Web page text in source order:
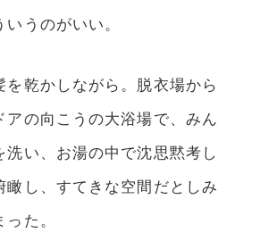
うのがいい。
を乾かしながら。脱衣場から
アの向こうの大浴場で、みん
洗い、お湯の中で沈思黙考し
瞰し、すてきな空間だとしみ
た。